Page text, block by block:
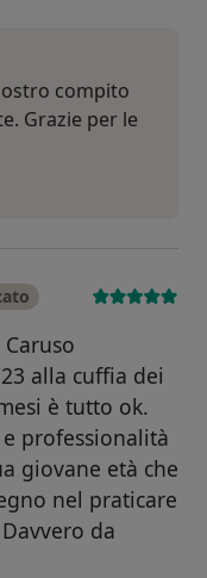
compito
Grazie per le
alla cuffia dei
è tutto ok.
professionalità
giovane età che
nel praticare
da